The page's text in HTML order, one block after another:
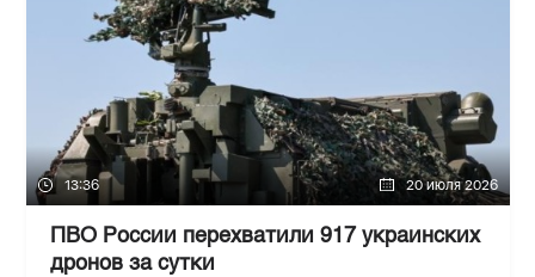
13:36 20 июля 2026
ПВО России перехватили 917 украинских
дронов за сутки